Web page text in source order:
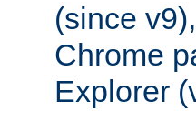
(since
Chrome
Explorer